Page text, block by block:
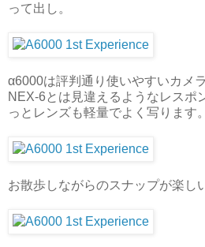
って出し。
α6000は評判通り使いやすいカメ
NEX-6とは見違えるようなレスポ
っとレンズも軽量でよく写ります。
お散歩しながらのスナップが楽し